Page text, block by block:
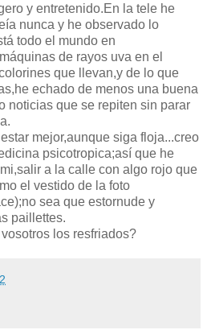
y entretenido.En la tele he
nunca y he observado lo
todo el mundo en
de rayos uva en el
que llevan,y de lo que
echado de menos una buena
noticias que se repiten sin parar
mejor,aunque siga floja...creo
psicotropica;así que he
a la calle con algo rojo que
el vestido de la foto
sea que estornude y
paillettes.
los resfriados?